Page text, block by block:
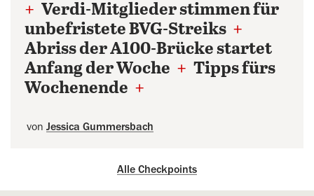
+ Verdi-Mitglieder stimmen für
unbefristete BVG-Streiks +
Abriss der A100-Brücke startet
Anfang der Woche + Tipps fürs
Wochenende +
von Jessica Gummersbach
Alle Checkpoints